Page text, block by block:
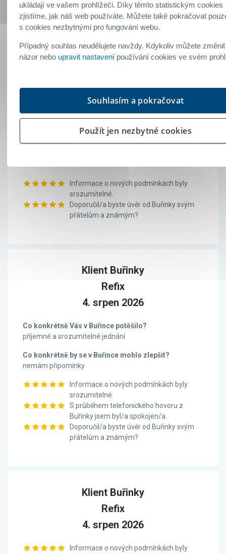
4. srpen 2026
Informace o nových podmínkách byly
srozumitelné.
Doporučil/a byste úvěr od Buřinky svým
Klient Buřinky
Refix
Informace o nových podmínkách byly
srozumitelné.
Doporučil/a byste úvěr od Buřinky svým
přátelům a známým?
Klient Buřinky
Refix
4. srpen 2026
Co konkrétně Vás v Buřince potěšilo?
příjemné a srozumitelné jednání
Co konkrétně by se v Buřince mohlo zlepšit?
nemám připomínky
Informace o nových podmínkách byly
srozumitelné.
S průběhem telefonického hovoru z
Buřinky jsem byl/a spokojen/a.
Doporučil/a byste úvěr od Buřinky svým
přátelům a známým?
Klient Buřinky
Refix
4. srpen 2026
Informace o nových podmínkách byly
ukládají ve vašem prohlížeči. Díky těmto statistickým cookies
zjistíme, jak náš web používáte. Můžete také pokračovat
s cookies nezbytnými pro fungování webu.
Případný souhlas neudělujete navždy. Kdykoliv můžete
názor nebo upravit nastavenípoužívání cookies ve svém
Souhlasím a pokračovat
Použít jen nezbytné cookies